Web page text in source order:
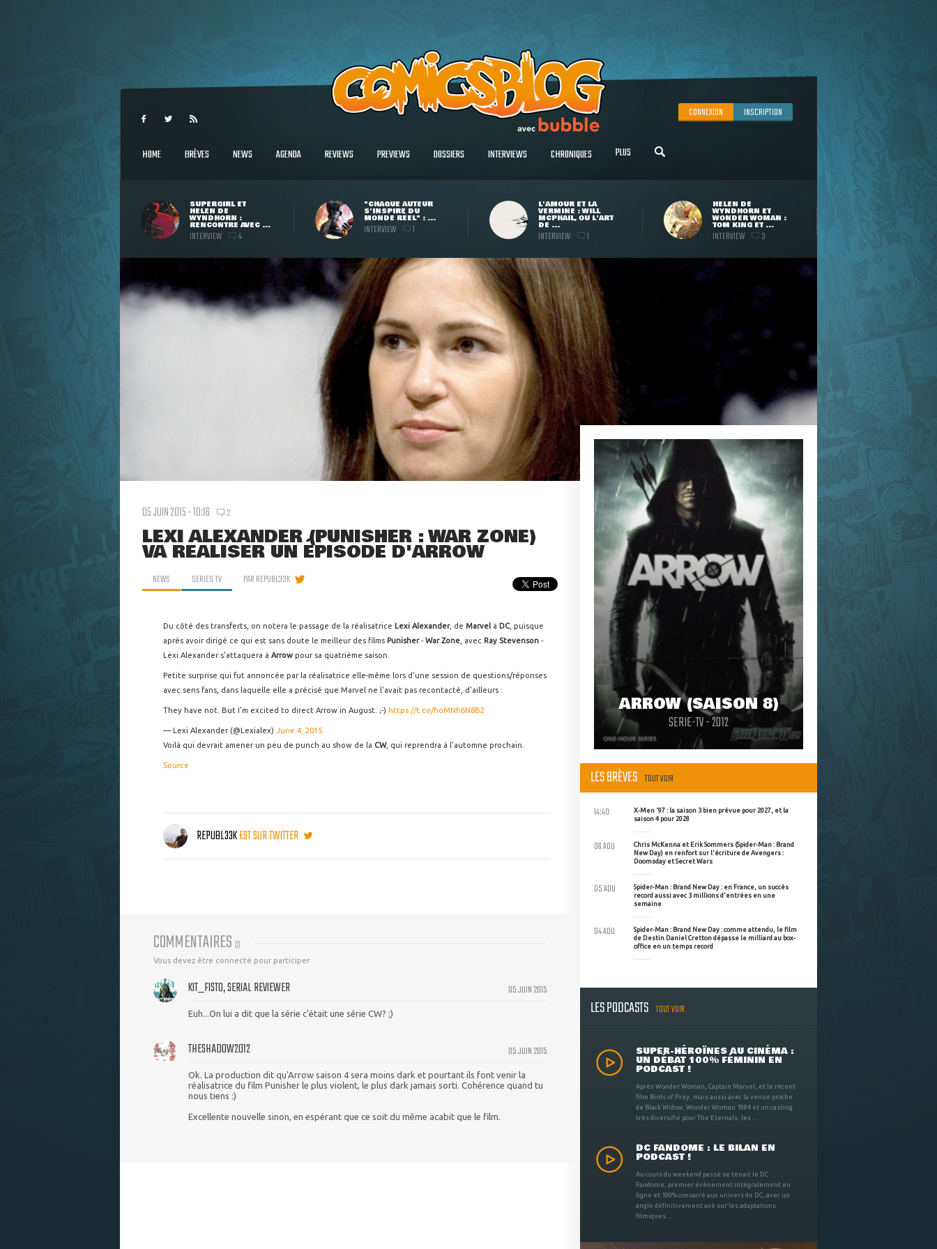
CONNEXION INSCRIPTION
HOME BRÈVES NEWS AGENDA REVIEWS PREVIEWS DOSSIERS INTERVIEWS CHRONIQUES PLUS
SUPERGIRL ET
HELEN DE
WYNDHORN :
RENCONTRE AVEC ...
INTERVIEW 4
"CHAQUE AUTEUR
S'INSPIRE DU
MONDE RÉEL" : ...
INTERVIEW 1
L'AMOUR ET LA
VERMINE : WILL
MCPHAIL, OU L'ART
DE ...
INTERVIEW 1
HELEN DE
WYNDHORN ET
WONDER WOMAN :
TOM KING ET ...
INTERVIEW 3
05 JUIN 2015 - 10:16 2
LEXI ALEXANDER (PUNISHER : WAR ZONE)
VA RÉALISER UN ÉPISODE D'ARROW
NEWS SERIES TV PARREPUBL33K
Du côté des transferts, on notera le passage de la réalisatrice Lexi Alexander, de Marvel à DC , puisque
après avoir dirigé ce qui est sans doute le meilleur des films Punisher- War Zone , avec Ray Stevenson -
Lexi Alexander s'attaquera à Arrow pour sa quatrième saison.
Petite surprise qui fut annoncée par la réalisatrice elle-même lors d'une session de questions/réponses
avec sens fans, dans laquelle elle a précisé que Marvel ne l'avait pas recontacté, d'ailleurs :
They have not. But I'm excited to direct Arrow in August. ;-) https://t.co/hoMNh6N8B2
— Lexi Alexander (@Lexialex) June 4, 2015
Voilà qui devrait amener un peu de punch au show de la CW, qui reprendra à l'automne prochain.
Source
REPUBL33KEST SUR TWITTER
COMMENTAIRES (2)
Vous devez être connecté pour participer
05 JUIN 2015
KIT_FISTO, SERIAL REVIEWER
Euh...On lui a dit que la série c'était une série CW? ;)
05 JUIN 2015
THESHADOW2012
Ok. La production dit qu'Arrow saison 4 sera moins dark et pourtant ils font venir la
réalisatrice du film Punisher le plus violent, le plus dark jamais sorti. Cohérence quand tu
nous tiens :)
Excellente nouvelle sinon, en espérant que ce soit du même acabit que le film.
ARROW (SAISON 8)
SERIE-TV - 2012
LES BRÈVES TOUT VOIR
X-Men '97 : la saison 3 bien prévue pour 2027, et la
saison 4 pour 2028
14:40
Chris McKenna et Erik Sommers (Spider-Man : Brand
New Day) en renfort sur l'écriture de Avengers :
Doomsday et Secret Wars
06 AOU
Spider-Man : Brand New Day : en France, un succès
record aussi avec 3 millions d'entrées en une
semaine
05 AOU
Spider-Man : Brand New Day : comme attendu, le film
de Destin Daniel Cretton dépasse le milliard au box-
office en un temps record
04 AOU
LES PODCASTS TOUT VOIR
SUPER-HÉROÏNES AU CINÉMA :
UN DÉBAT 100% FÉMININ EN
PODCAST !
Après Wonder Woman, Captain Marvel, et le récent
film Birds of Prey, mais aussi avec la venue proche
de Black Widow, Wonder Woman 1984 et un casting
très diversifié pour The Eternals, les ...
DC FANDOME : LE BILAN EN
PODCAST !
Au cours du weekend passé se tenait le DC
Fandome, premier évènement intégralement en
ligne et 100% consacré aux univers de DC, avec un
angle définitivement axé sur les adaptations
filmiques ...